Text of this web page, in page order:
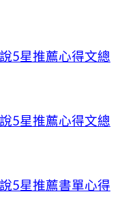
5星推薦心得文總
5星推薦心得文總
5星推薦書單心得